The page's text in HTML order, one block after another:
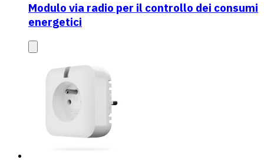
Modulo via radio per il controllo dei consumi
energetici